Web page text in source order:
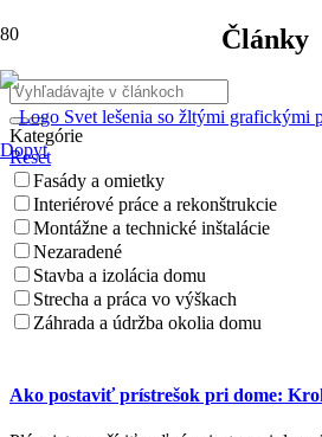
Dopyt
Články
Kategórie
Reset
Fasády a omietky
Interiérové práce a rekonštrukcie
Montážne a technické inštalácie
Nezaradené
Stavba a izolácia domu
Strecha a práca vo výškach
Záhrada a údržba okolia domu
Ako postaviť prístrešok pri dome: